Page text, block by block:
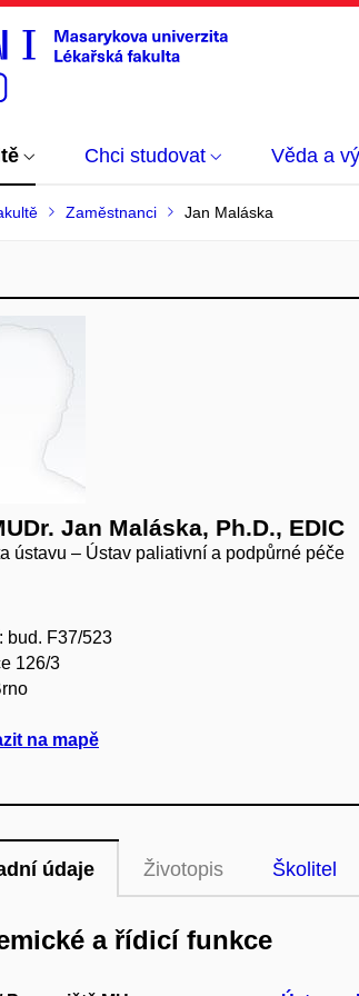
Chci studovat Věda a
Zaměstnanci Jan Maláska
Jan Maláska, Ph.D., EDIC
ústavu – Ústav paliativní a podpůrné péče
bud. F37/523
126/3
na mapě
údaje Životopis Školitel
a řídicí funkce